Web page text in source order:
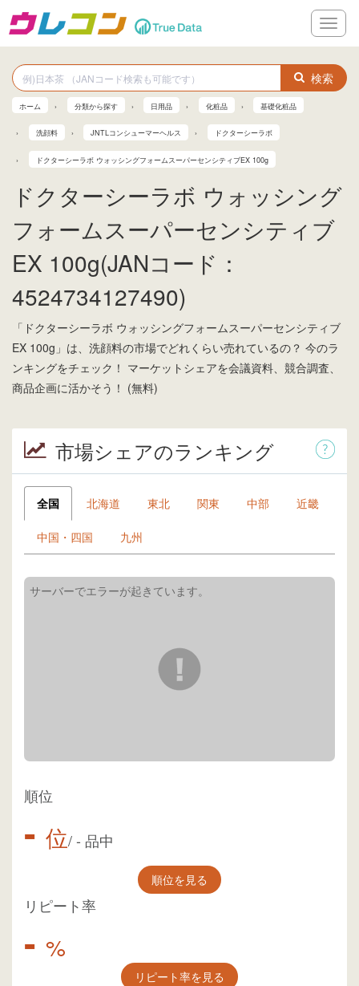
メ
ニ
ー
検索
ホーム 分類から探す 日用品 化粧品 基礎化粧品
洗顔料 JNTLコンシューマーヘルス ドクターシーラボ
ドクターシーラボ ウォッシングフォームスーパーセンシティブEX 100g
ドクターシーラボ ウォッシング
フォームスーパーセンシティブ
EX 100g(JANコード：
4524734127490)
「ドクターシーラボ ウォッシングフォームスーパーセンシティブ
EX 100g」は、洗顔料の市場でどれくらい売れているの？ 今のラ
ンキングをチェック！ マーケットシェアを会議資料、競合調査、
商品企画に活かそう！ (無料)
市場シェアのランキング
全国 北海道 東北 関東 中部 近畿
中国・四国 九州
順位
- 位/- 品中
順位を見る
リピート率
- %
リピート率を見る